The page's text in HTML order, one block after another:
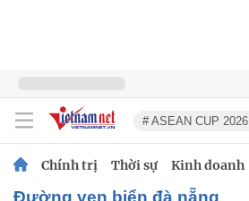
# ASEAN CUP 2026
Chính trị Thời sự Kinh doanh
đường ven biển đà nẵng